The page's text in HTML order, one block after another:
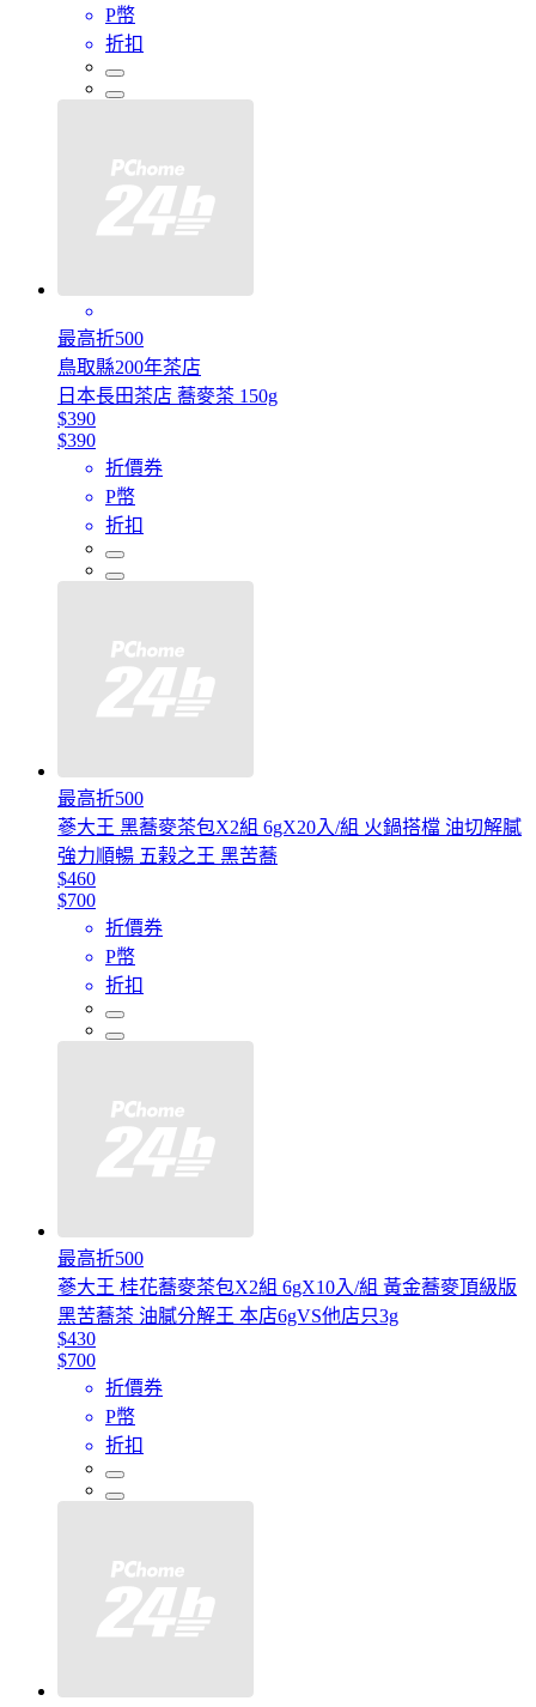
P幣
折扣
最高折500
鳥取縣200年茶店
日本長田茶店 蕎麥茶 150g
$390
$390
折價券
P幣
折扣
最高折500
蔘大王 黑蕎麥茶包X2組 6gX20入/組 火鍋搭檔 油切解膩
強力順暢 五榖之王 黑苦蕎
$460
$700
折價券
P幣
折扣
最高折500
蔘大王 桂花蕎麥茶包X2組 6gX10入/組 黃金蕎麥頂級版
黑苦蕎茶 油膩分解王 本店6gVS他店只3g
$430
$700
折價券
P幣
折扣